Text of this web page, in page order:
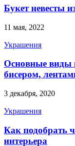
Букет невесты
11 мая, 2022
Украшения
Основные виды
бисером,
3 декабря, 2020
Украшения
Как подобрать
интерьера